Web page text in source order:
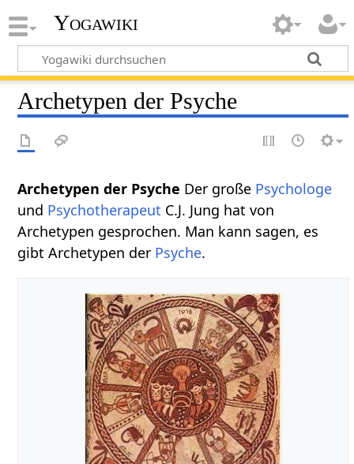
Yogawiki
Archetypen der Psyche
Archetypen der Psyche Der große Psychologe
und Psychotherapeut C.J. Jung hat von
Archetypen gesprochen. Man kann sagen, es
gibt Archetypen der Psyche.